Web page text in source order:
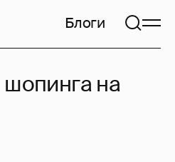
Блоги
шопинга на